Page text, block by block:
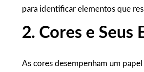
para identificar elementos que
2. Cores e Seus
As cores desempenham um